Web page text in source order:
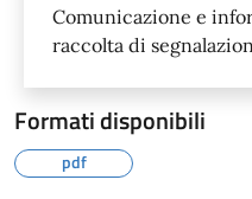
Comunicazione e
raccolta di
Formati disponibili
pdf